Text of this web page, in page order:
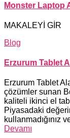
Monster Laptop
MAKALEYİ GİR
Blog
Erzurum Tablet
Erzurum Tablet
çözümler sunan
kaliteli ikinci el
Piyasadaki
kullanmadığınız
Devamı